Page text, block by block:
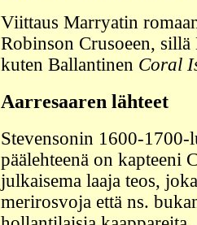
Viittaus Marryatin
Robinson Crusoeen,
kuten Ballantinen Coral
Aarresaaren lähteet
Stevensonin 1600-
päälehteenä on kapteeni
julkaisema laaja teos,
merirosvoja että ns.